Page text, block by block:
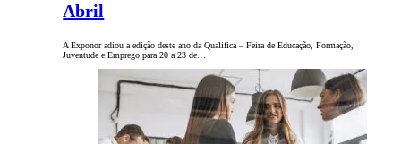
Abril
A Exponor adiou a edição deste ano da Qualifica – Feira de Educação, Formação,
Juventude e Emprego para 20 a 23 de…